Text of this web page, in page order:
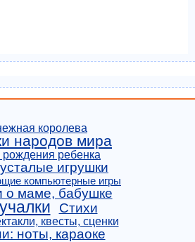
королева
народов мира
ребенка
игрушки
компьютерные игры
о маме, бабушке
Стихи
квесты, сценки
ноты, караоке